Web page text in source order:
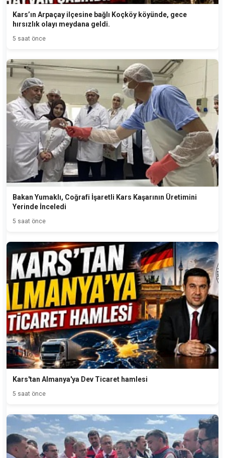
Kars’ın Arpaçay ilçesine bağlı Koçköy köyünde, gece
hırsızlık olayı meydana geldi.
5 saat önce
Bakan Yumaklı, Coğrafi İşaretli Kars Kaşarının Üretimini
Yerinde İnceledi
5 saat önce
Kars'tan Almanya'ya Dev Ticaret hamlesi
5 saat önce